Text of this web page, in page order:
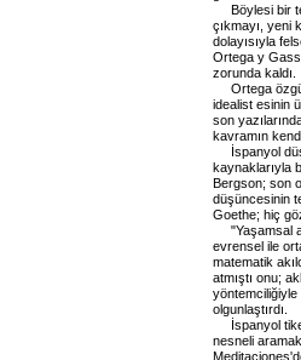
Böylesi bir
çıkmayı, yeni
dolayısıyla
Ortega y
zorunda kaldı.
Ortega
idealist esinin
son
kavramın
İspanyol
kaynaklarıyla
Bergson; son
düşüncesinin
Goethe; hiç
"Yaşamsal
evrensel ile
matematik
atmıştı onu;
yöntemciliğiyle
olgunlaştırdı.
İspanyol
nesneli